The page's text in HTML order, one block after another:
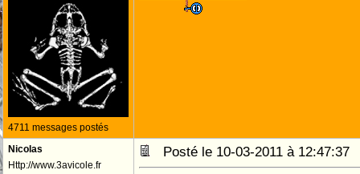
4711 messages postés
Nicolas
Http://www.3avicole.fr
Posté le 10-03-2011 à